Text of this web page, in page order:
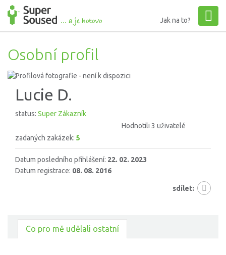
Jak na to?
Osobní profil
Lucie D.
status: Super Zákazník
Hodnotili 3 uživatelé
zadaných zakázek: 5
Datum posledního přihlášení: 22. 02. 2023
Datum registrace: 08. 08. 2016
sdílet:
Co pro mě udělali ostatní